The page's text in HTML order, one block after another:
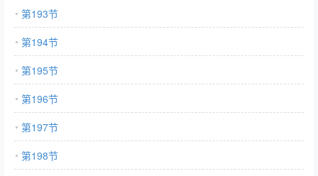
第193节
第194节
第195节
第196节
第197节
第198节